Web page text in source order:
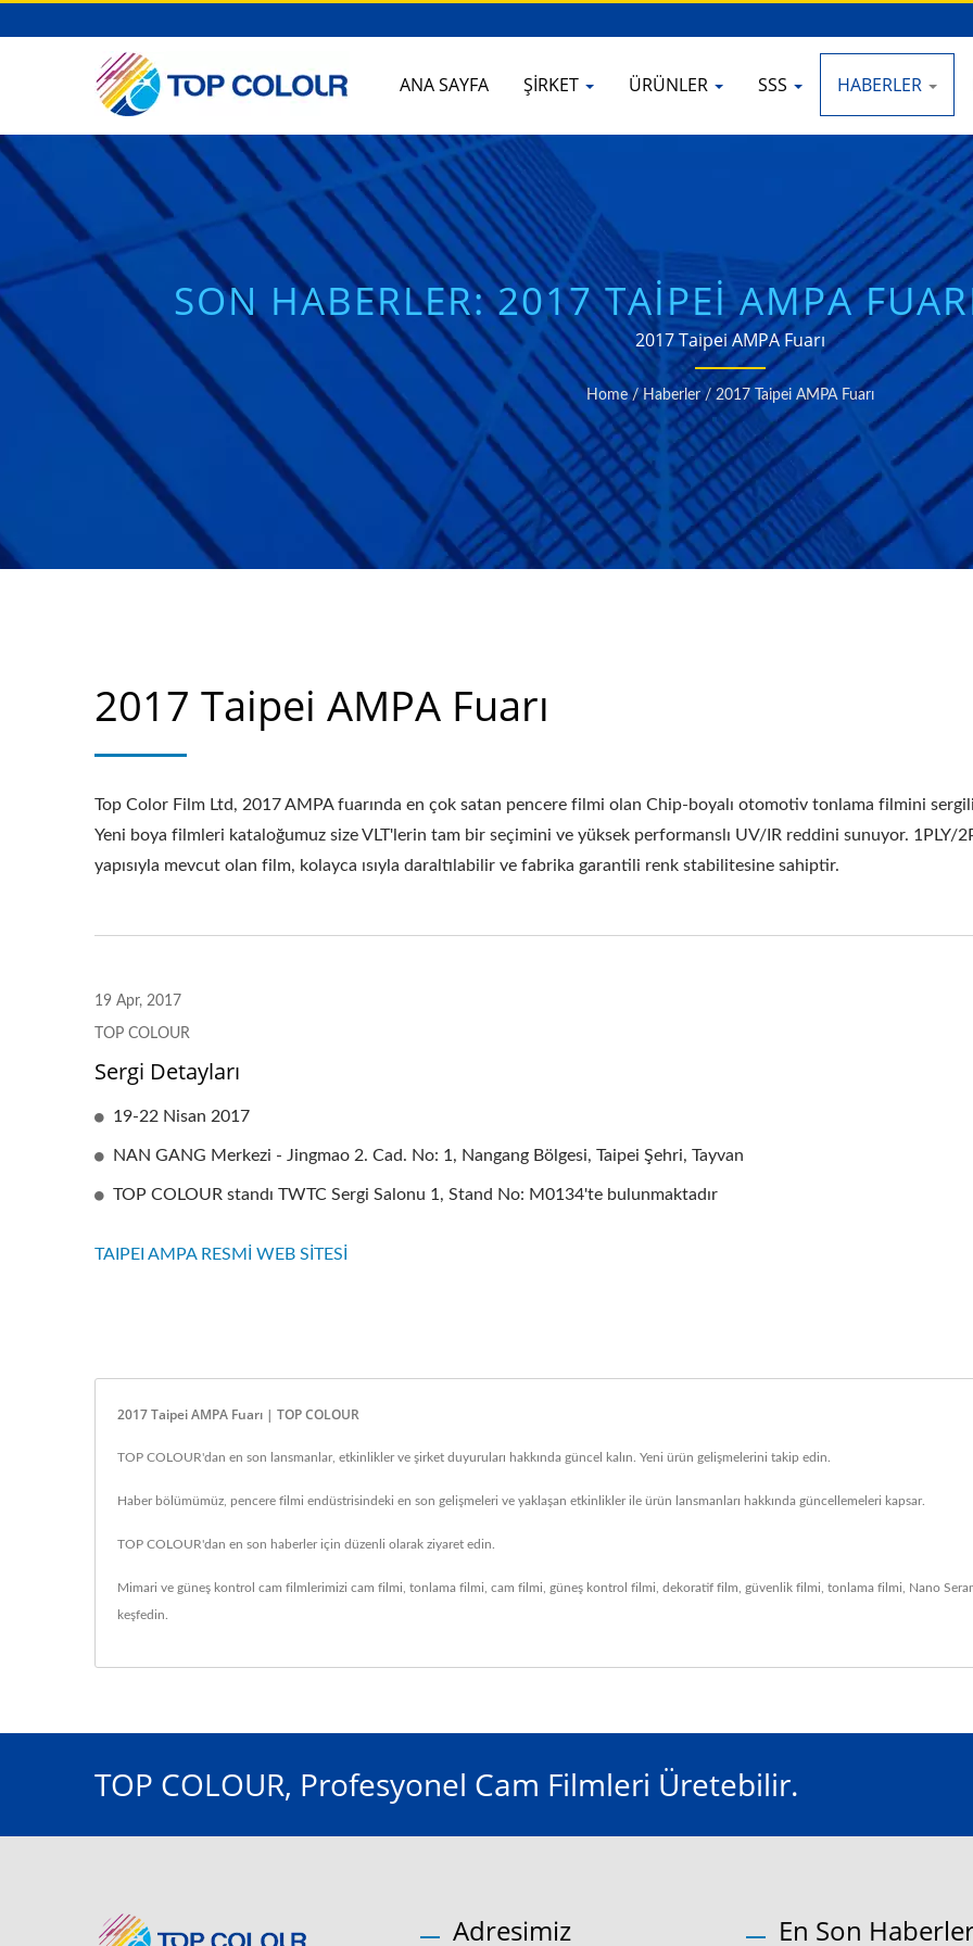
ANA SAYFA ŞIRKET ÜRÜNLER SSS HABERLER
SON HABERLER: 2017 TAIPEI AMPA
2017 Taipei AMPA Fuarı
Home / Haberler / 2017 Taipei AMPA Fuarı
2017 Taipei AMPA Fuarı
Top Color Film Ltd, 2017 AMPA fuarında en çok satan pencere filmi olan Chip-boyalı otomotiv tonlama filmini
Yeni boya filmleri kataloğumuz size VLT'lerin tam bir seçimini ve yüksek performanslı UV/IR reddini sunuyor. 1PLY/
yapısıyla mevcut olan film, kolayca ısıyla daraltılabilir ve fabrika garantili renk stabilitesine sahiptir.
19 Apr, 2017
TOP COLOUR
Sergi Detayları
19-22 Nisan 2017
NAN GANG Merkezi - Jingmao 2. Cad. No: 1, Nangang Bölgesi, Taipei Şehri, Tayvan
TOP COLOUR standı TWTC Sergi Salonu 1, Stand No: M0134'te bulunmaktadır
TAIPEI AMPA RESMİ WEB SİTESİ
Filmi
2017 Taipei AMPA Fuarı | TOP COLOUR
TOP COLOUR'dan en son lansmanlar, etkinlikler ve şirket duyuruları hakkında güncel kalın. Yeni ürün gelişmelerini takip edin.
Haber bölümümüz, pencere filmi endüstrisindeki en son gelişmeleri ve yaklaşan etkinlikler ile ürün lansmanları hakkında güncellemeleri kapsar.
TOP COLOUR'dan en son haberler için düzenli olarak ziyaret edin.
Mimari ve güneş kontrol cam filmlerimizi cam filmi tonlama filmi cam filmi güneş kontrol filmi dekoratif film güvenlik filmi tonlama filmi Nano
keşfedin.
TOP COLOUR, Profesyonel Cam Filmleri Üretebilir.
Adresimiz En Son